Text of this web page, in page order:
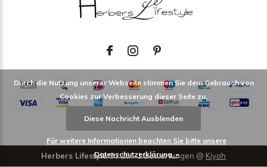
Herbers Lifestyle9/10-1Bewertungen @ Kiyoh
Durch die Nutzung unserer Webseite stimmen Sie dem Gebrauch von
Cookies zur Verbesserung dieser Seite zu.
Diese Nachricht Ausblenden
Für weitere Informationen beachten Sie bitte unsere
Datenschutzerklärung. »